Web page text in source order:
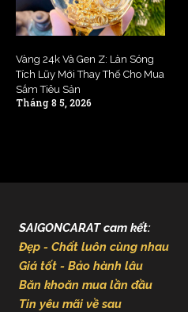
Vàng 24k Và Gen Z: Làn Sóng
Tích Lũy Mới Thay Thế Cho Mua
Sắm Tiêu Sản
Tháng 8 5, 2026
SAIGONCARAT cam kết:
Đẹp - Chất luôn cùng nhau
Giá tốt - Bảo hành lâu
Băn khoăn mua lần đầu
Tin yêu mãi về sau